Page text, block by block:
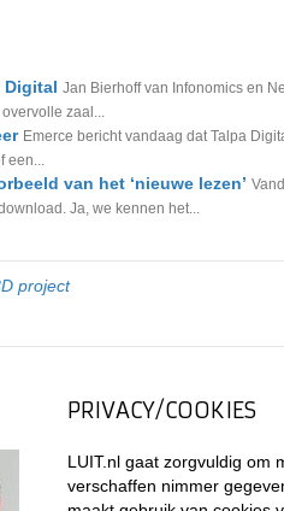
Digital Jan Bierhoff van Infonomics en
zaal...
Emerce bericht vandaag dat Talpa
een...
van het ‘nieuwe lezen’
Ja, we kennen het...
project
PRIVACY/COOKIES
LUIT.nl gaat zorgvuldig om
verschaffen nimmer